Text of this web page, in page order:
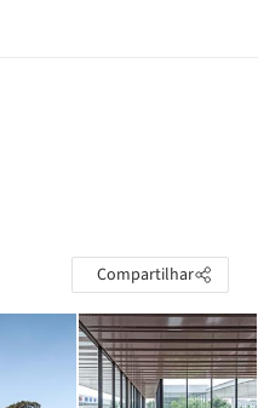
Compartilhar